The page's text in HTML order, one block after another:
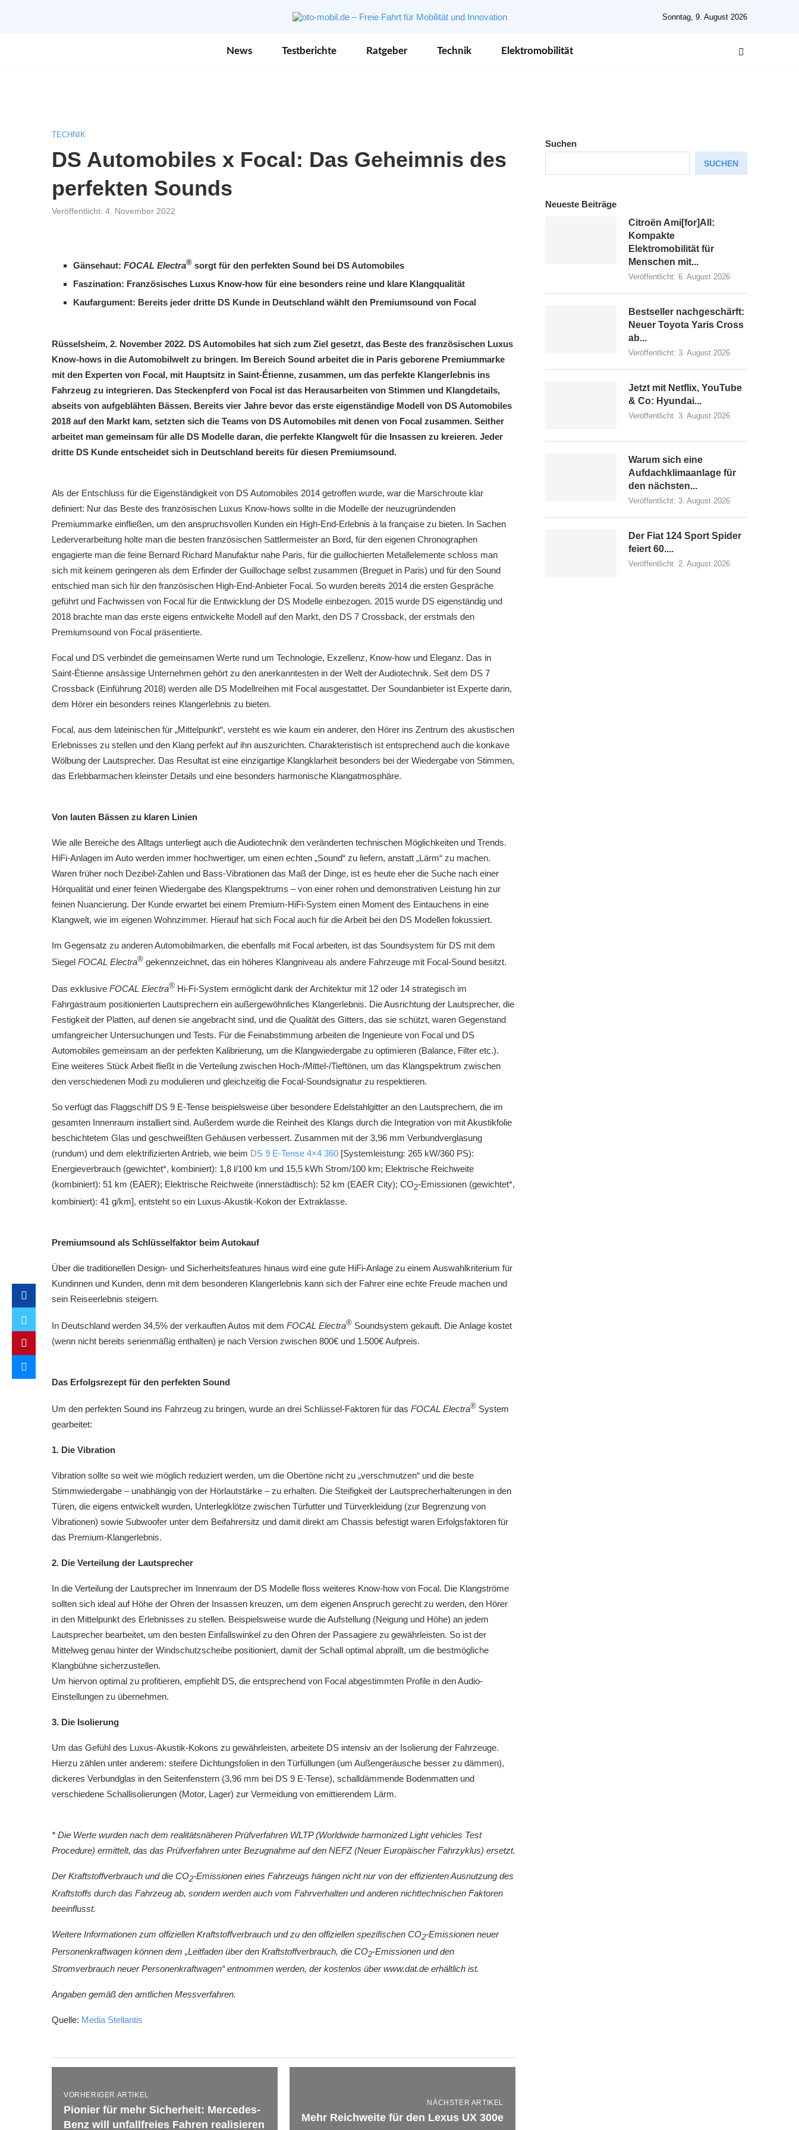
Sonntag, 9. August 2026
News Testberichte Ratgeber Technik Elektromobilität
TECHNIK
DS Automobiles x Focal: Das Geheimnis des
perfekten Sounds
Veröffentlicht: 4. November 2022
Gänsehaut: FOCAL Electra® sorgt für den perfekten Sound bei DS Automobiles
Faszination: Französisches Luxus Know-how für eine besonders reine und klare Klangqualität
Kaufargument: Bereits jeder dritte DS Kunde in Deutschland wählt den Premiumsound von Focal
Rüsselsheim, 2. November 2022. DS Automobiles hat sich zum Ziel gesetzt, das Beste des französischen Luxus
Know-hows in die Automobilwelt zu bringen. Im Bereich Sound arbeitet die in Paris geborene Premiummarke
mit den Experten von Focal, mit Hauptsitz in Saint-Étienne, zusammen, um das perfekte Klangerlebnis ins
Fahrzeug zu integrieren. Das Steckenpferd von Focal ist das Herausarbeiten von Stimmen und Klangdetails,
abseits von aufgeblähten Bässen. Bereits vier Jahre bevor das erste eigenständige Modell von DS Automobiles
2018 auf den Markt kam, setzten sich die Teams von DS Automobiles mit denen von Focal zusammen. Seither
arbeitet man gemeinsam für alle DS Modelle daran, die perfekte Klangwelt für die Insassen zu kreieren. Jeder
dritte DS Kunde entscheidet sich in Deutschland bereits für diesen Premiumsound.
Als der Entschluss für die Eigenständigkeit von DS Automobiles 2014 getroffen wurde, war die Marschroute klar
definiert: Nur das Beste des französischen Luxus Know-hows sollte in die Modelle der neuzugründenden
Premiummarke einfließen, um den anspruchsvollen Kunden ein High-End-Erlebnis à la française zu bieten. In Sachen
Lederverarbeitung holte man die besten französischen Sattlermeister an Bord, für den eigenen Chronographen
engagierte man die feine Bernard Richard Manufaktur nahe Paris, für die guillochierten Metallelemente schloss man
sich mit keinem geringeren als dem Erfinder der Guillochage selbst zusammen (Breguet in Paris) und für den Sound
entschied man sich für den französischen High-End-Anbieter Focal. So wurden bereits 2014 die ersten Gespräche
geführt und Fachwissen von Focal für die Entwicklung der DS Modelle einbezogen. 2015 wurde DS eigenständig und
2018 brachte man das erste eigens entwickelte Modell auf den Markt, den DS 7 Crossback, der erstmals den
Premiumsound von Focal präsentierte.
Focal und DS verbindet die gemeinsamen Werte rund um Technologie, Exzellenz, Know-how und Eleganz. Das in
Saint-Étienne ansässige Unternehmen gehört zu den anerkanntesten in der Welt der Audiotechnik. Seit dem DS 7
Crossback (Einführung 2018) werden alle DS Modellreihen mit Focal ausgestattet. Der Soundanbieter ist Experte darin,
dem Hörer ein besonders reines Klangerlebnis zu bieten.
Focal, aus dem lateinischen für „Mittelpunkt“, versteht es wie kaum ein anderer, den Hörer ins Zentrum des akustischen
Erlebnisses zu stellen und den Klang perfekt auf ihn auszurichten. Charakteristisch ist entsprechend auch die konkave
Wölbung der Lautsprecher. Das Resultat ist eine einzigartige Klangklarheit besonders bei der Wiedergabe von Stimmen,
das Erlebbarmachen kleinster Details und eine besonders harmonische Klangatmosphäre.
Von lauten Bässen zu klaren Linien
Wie alle Bereiche des Alltags unterliegt auch die Audiotechnik den veränderten technischen Möglichkeiten und Trends.
HiFi-Anlagen im Auto werden immer hochwertiger, um einen echten „Sound“ zu liefern, anstatt „Lärm“ zu machen.
Waren früher noch Dezibel-Zahlen und Bass-Vibrationen das Maß der Dinge, ist es heute eher die Suche nach einer
Hörqualität und einer feinen Wiedergabe des Klangspektrums – von einer rohen und demonstrativen Leistung hin zur
feinen Nuancierung. Der Kunde erwartet bei einem Premium-HiFi-System einen Moment des Eintauchens in eine
Klangwelt, wie im eigenen Wohnzimmer. Hierauf hat sich Focal auch für die Arbeit bei den DS Modellen fokussiert.
Im Gegensatz zu anderen Automobilmarken, die ebenfalls mit Focal arbeiten, ist das Soundsystem für DS mit dem
Siegel FOCAL Electra® gekennzeichnet, das ein höheres Klangniveau als andere Fahrzeuge mit Focal-Sound besitzt.
Das exklusive FOCAL Electra® Hi-Fi-System ermöglicht dank der Architektur mit 12 oder 14 strategisch im
Fahrgastraum positionierten Lautsprechern ein außergewöhnliches Klangerlebnis. Die Ausrichtung der Lautsprecher, die
Festigkeit der Platten, auf denen sie angebracht sind, und die Qualität des Gitters, das sie schützt, waren Gegenstand
umfangreicher Untersuchungen und Tests. Für die Feinabstimmung arbeiten die Ingenieure von Focal und DS
Automobiles gemeinsam an der perfekten Kalibrierung, um die Klangwiedergabe zu optimieren (Balance, Filter etc.).
Eine weiteres Stück Arbeit fließt in die Verteilung zwischen Hoch-/Mittel-/Tieftönen, um das Klangspektrum zwischen
den verschiedenen Modi zu modulieren und gleichzeitig die Focal-Soundsignatur zu respektieren.
So verfügt das Flaggschiff DS 9 E-Tense beispielsweise über besondere Edelstahlgitter an den Lautsprechern, die im
gesamten Innenraum installiert sind. Außerdem wurde die Reinheit des Klangs durch die Integration von mit Akustikfolie
beschichtetem Glas und geschweißten Gehäusen verbessert. Zusammen mit der 3,96 mm Verbundverglasung
(rundum) und dem elektrifizierten Antrieb, wie beim DS 9 E-Tense 4×4 360 [Systemleistung: 265 kW/360 PS):
Energieverbrauch (gewichtet*, kombiniert): 1,8 l/100 km und 15,5 kWh Strom/100 km; Elektrische Reichweite
(kombiniert): 51 km (EAER); Elektrische Reichweite (innerstädtisch): 52 km (EAER City); CO2-Emissionen (gewichtet*,
kombiniert): 41 g/km], entsteht so ein Luxus-Akustik-Kokon der Extraklasse.
Premiumsound als Schlüsselfaktor beim Autokauf
Über die traditionellen Design- und Sicherheitsfeatures hinaus wird eine gute HiFi-Anlage zu einem Auswahlkriterium für
Kundinnen und Kunden, denn mit dem besonderen Klangerlebnis kann sich der Fahrer eine echte Freude machen und
sein Reiseerlebnis steigern.
In Deutschland werden 34,5% der verkauften Autos mit dem FOCAL Electra® Soundsystem gekauft. Die Anlage kostet
(wenn nicht bereits serienmäßig enthalten) je nach Version zwischen 800€ und 1.500€ Aufpreis.
Das Erfolgsrezept für den perfekten Sound
Um den perfekten Sound ins Fahrzeug zu bringen, wurde an drei Schlüssel-Faktoren für das FOCAL Electra® System
gearbeitet:
1. Die Vibration
Vibration sollte so weit wie möglich reduziert werden, um die Obertöne nicht zu „verschmutzen“ und die beste
Stimmwiedergabe – unabhängig von der Hörlautstärke – zu erhalten. Die Steifigkeit der Lautsprecherhalterungen in den
Türen, die eigens entwickelt wurden, Unterlegklötze zwischen Türfutter und Türverkleidung (zur Begrenzung von
Vibrationen) sowie Subwoofer unter dem Beifahrersitz und damit direkt am Chassis befestigt waren Erfolgsfaktoren für
das Premium-Klangerlebnis.
2. Die Verteilung der Lautsprecher
In die Verteilung der Lautsprecher im Innenraum der DS Modelle floss weiteres Know-how von Focal. Die Klangströme
sollten sich ideal auf Höhe der Ohren der Insassen kreuzen, um dem eigenen Anspruch gerecht zu werden, den Hörer
in den Mittelpunkt des Erlebnisses zu stellen. Beispielsweise wurde die Aufstellung (Neigung und Höhe) an jedem
Lautsprecher bearbeitet, um den besten Einfallswinkel zu den Ohren der Passagiere zu gewährleisten. So ist der
Mittelweg genau hinter der Windschutzscheibe positioniert, damit der Schall optimal abprallt, um die bestmögliche
Klangbühne sicherzustellen.
Um hiervon optimal zu profitieren, empfiehlt DS, die entsprechend von Focal abgestimmten Profile in den Audio-
Einstellungen zu übernehmen.
3. Die Isolierung
Um das Gefühl des Luxus-Akustik-Kokons zu gewährleisten, arbeitete DS intensiv an der Isolierung der Fahrzeuge.
Hierzu zählen unter anderem: steifere Dichtungsfolien in den Türfüllungen (um Außengeräusche besser zu dämmen),
dickeres Verbundglas in den Seitenfenstern (3,96 mm bei DS 9 E-Tense), schalldämmende Bodenmatten und
verschiedene Schallisolierungen (Motor, Lager) zur Vermeidung von emittierendem Lärm.
* Die Werte wurden nach dem realitätsnäheren Prüfverfahren WLTP (Worldwide harmonized Light vehicles Test
Procedure) ermittelt, das das Prüfverfahren unter Bezugnahme auf den NEFZ (Neuer Europäischer Fahrzyklus) ersetzt.
Der Kraftstoffverbrauch und die CO2-Emissionen eines Fahrzeugs hängen nicht nur von der effizienten Ausnutzung des
Kraftstoffs durch das Fahrzeug ab, sondern werden auch vom Fahrverhalten und anderen nichttechnischen Faktoren
beeinflusst.
Weitere Informationen zum offiziellen Kraftstoffverbrauch und zu den offiziellen spezifischen CO2-Emissionen neuer
Personenkraftwagen können dem „Leitfaden über den Kraftstoffverbrauch, die CO2-Emissionen und den
Stromverbrauch neuer Personenkraftwagen“ entnommen werden, der kostenlos über www.dat.de erhältlich ist.
Angaben gemäß den amtlichen Messverfahren.
Quelle: Media Stellantis
VORHERIGER ARTIKEL
Pionier für mehr Sicherheit: Mercedes-
Benz will unfallfreies Fahren realisieren
NÄCHSTER ARTIKEL
Mehr Reichweite für den Lexus UX 300e
Suchen
SUCHEN
Neueste Beiträge
Citroën Ami[for]All:
Kompakte
Elektromobilität für
Menschen mit...
Veröffentlicht: 6. August 2026
Bestseller nachgeschärft:
Neuer Toyota Yaris Cross
ab...
Veröffentlicht: 3. August 2026
Jetzt mit Netflix, YouTube
& Co: Hyundai...
Veröffentlicht: 3. August 2026
Warum sich eine
Aufdachklimaanlage für
den nächsten...
Veröffentlicht: 3. August 2026
Der Fiat 124 Sport Spider
feiert 60....
Veröffentlicht: 2. August 2026